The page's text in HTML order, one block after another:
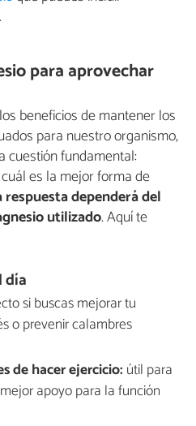
para aprovechar
beneficios de mantener los
para nuestro organismo,
cuestión fundamental:
es la mejor forma de
respuesta dependerá del
utilizado. Aquí te
día
si buscas mejorar tu
o prevenir calambres
de hacer ejercicio: útil para
apoyo para la función